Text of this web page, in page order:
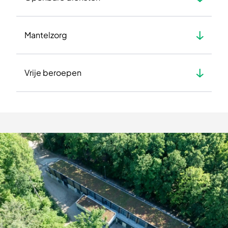
Mantelzorg
Vrije beroepen